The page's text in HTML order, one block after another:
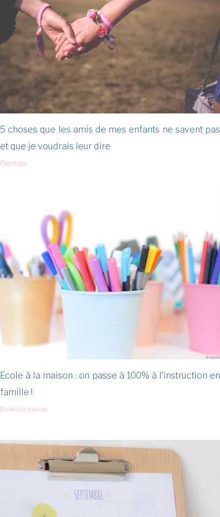
5 choses que les amis de mes enfants ne savent pas
et que je voudrais leur dire
Papotage
Ecole à la maison : on passe à 100% à l'instruction en
famille !
Ecole à la maison